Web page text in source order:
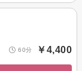
60分 ￥4,400